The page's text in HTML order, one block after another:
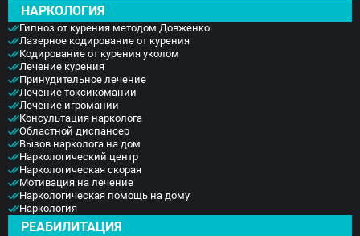
НАРКОЛОГИЯ
Гипноз от курения методом Довженко
Лазерное кодирование от курения
Кодирование от курения уколом
Лечение курения
Принудительное лечение
Лечение токсикомании
Лечение игромании
Консультация нарколога
Областной диспансер
Вызов нарколога на дом
Наркологический центр
Наркологическая скорая
Мотивация на лечение
Наркологическая помощь на дому
Наркология
РЕАБИЛИТАЦИЯ